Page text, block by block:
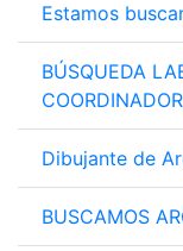
Estamos
BÚSQUEDA
Dibujante de
BUSCAMOS